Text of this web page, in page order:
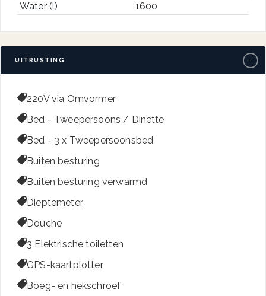
Water (l)
1600
UITRUSTING −
220V via Omvormer
Bed - Tweepersoons / Dinette
Bed - 3 x Tweepersoonsbed
Buiten besturing
Buiten besturing verwarmd
Dieptemeter
Douche
3 Elektrische toiletten
GPS-kaartplotter
Boeg- en hekschroef